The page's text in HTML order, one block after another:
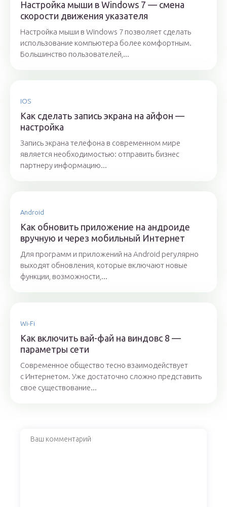
Настройка мыши в Windows 7 — смена
скорости движения указателя
Настройка мыши в Windows 7 позволяет сделать
использование компьютера более комфортным.
Большинство пользователей,...
IOS
Как сделать запись экрана на айфон —
настройка
Запись экрана телефона в современном мире
является необходимостью: отправить бизнес
партнеру информацию...
Android
Как обновить приложение на андроиде
вручную и через мобильный Интернет
Для программ и приложений на Android регулярно
выходят обновления, которые включают новые
функции, возможности,...
Wi-Fi
Как включить вай-фай на виндовс 8 —
параметры сети
Современное общество тесно взаимодействует
с Интернетом. Уже достаточно сложно представить
свое существование...